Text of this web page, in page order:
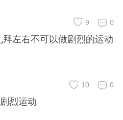
0
9
左右不可以做剧烈的运动
0
10
烈运动